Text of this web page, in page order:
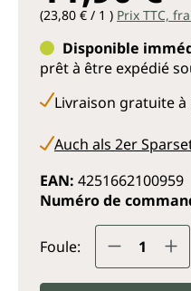
(23,80 € / 1 ) Prix TTC,
Disponible
prêt à être expédié
Livraison gratuite
Auch als 2er
EAN: 4251662100959
Numéro de
Foule: Quantité